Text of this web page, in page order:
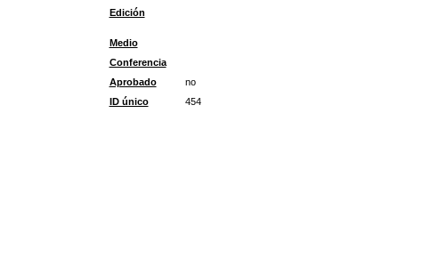
Edición
Medio
Conferencia
Aprobado
no
ID único
454